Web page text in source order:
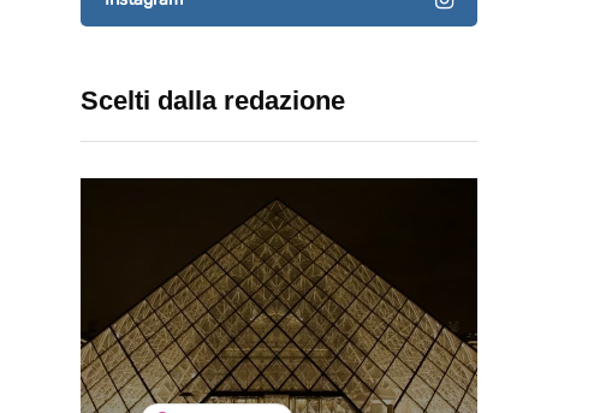
Scelti dalla redazione